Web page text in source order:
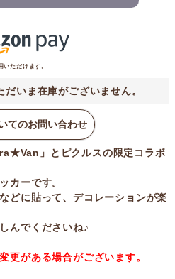
いただけます。
いま在庫がございません。
てのお問い合わせ
」とピクルスの限定コラボ
カーです。
どに貼って、デコレーションが楽
んでくださいね♪
更がある場合がございます。